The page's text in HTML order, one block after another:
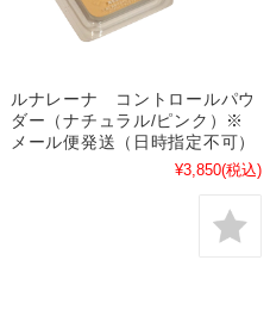
ルナレーナ コントロールパウ
ダー（ナチュラル/ピンク）※
メール便発送（日時指定不可）
¥3,850(税込)